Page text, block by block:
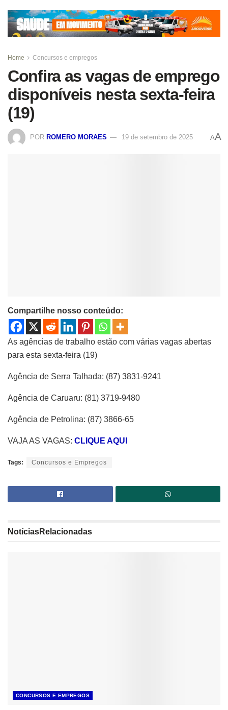
Home Concursos e empregos
Confira as vagas de emprego
disponíveis nesta sexta-feira
(19)
POR ROMERO MORAES 19 de setembro de 2025 AA
Compartilhe nosso conteúdo:
As agências de trabalho estão com várias vagas abertas
para esta sexta-feira (19)
Agência de Serra Talhada: (87) 3831-9241
Agência de Caruaru: (81) 3719-9480
Agência de Petrolina: (87) 3866-65
VAJA AS VAGAS: CLIQUE AQUI
Tags: Concursos e Empregos
NotíciasRelacionadas
CONCURSOS E EMPREGOS